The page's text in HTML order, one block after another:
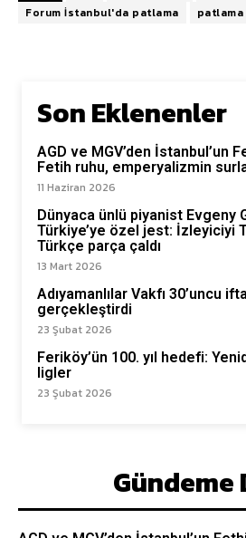
Forum İstanbul'da patlama
patlama
Son Eklenenler
AGD ve MGV’den İstanbul’un
Fetih ruhu, emperyalizmin
11 Haziran 2026
Dünyaca ünlü piyanist Evgeny
Türkiye’ye özel jest: İzleyiciyi
Türkçe parça çaldı
13 Mart 2026
Adıyamanlılar Vakfı 30’uncu
gerçekleştirdi
23 Şubat 2026
Feriköy’ün 100. yıl hedefi:
ligler
23 Şubat 2026
Gündeme